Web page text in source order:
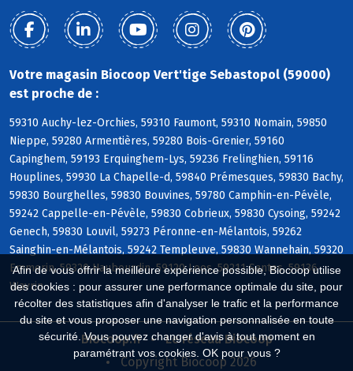
Afin de vous offrir la meilleure expérience possible, Biocoop utilise
des cookies : pour assurer une performance optimale du site, pour
récolter des statistiques afin d'analyser le trafic et la performance
du site et vous proposer une navigation personnalisée en toute
sécurité. Vous pouvez changer d'avis à tout moment en
paramétrant vos cookies. OK pour vous ?
Votre magasin Biocoop Vert'tige Sebastopol (59000)
est proche de :
59310 Auchy-lez-Orchies, 59310 Faumont, 59310 Nomain, 59850
Nieppe, 59280 Armentières, 59280 Bois-Grenier, 59160
Capinghem, 59193 Erquinghem-Lys, 59236 Frelinghien, 59116
Houplines, 59930 La Chapelle-d, 59840 Prémesques, 59830 Bachy,
59830 Bourghelles, 59830 Bouvines, 59780 Camphin-en-Pévèle,
59242 Cappelle-en-Pévèle, 59830 Cobrieux, 59830 Cysoing, 59242
Genech, 59830 Louvil, 59273 Péronne-en-Mélantois, 59262
Sainghin-en-Mélantois, 59242 Templeuve, 59830 Wannehain, 59320
Emmerin, 59320 Haubourdin, 59120 Loos, 59211 Santes, 59136
Wavrin
Biocoop.fr
Le réseau Biocoop
Copyright Biocoop 2026